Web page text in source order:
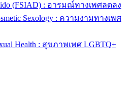
(FSIAD) : อารมณ์ทางเพศลดลง
Sexology : ความงามทางเพศ
Health : สุขภาพเพศ LGBTQ+